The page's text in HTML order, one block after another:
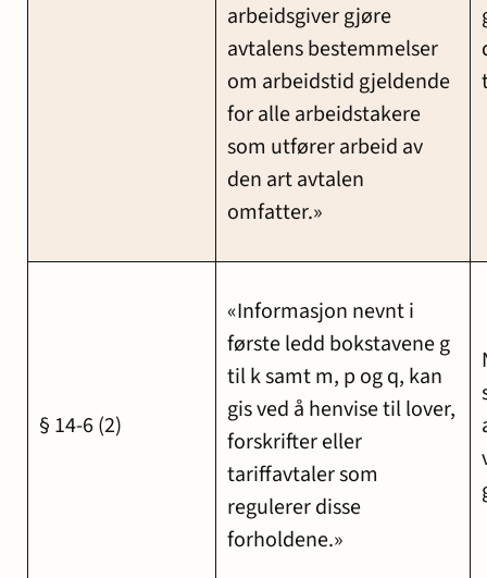
arbeidsgiver gjøre
avtalens bestemmelser
om arbeidstid gjeldende
for alle arbeidstakere
som utfører arbeid av
den art avtalen
omfatter.»
§ 14-6 (2)
«Informasjon nevnt i
første ledd bokstavene g
til k samt m, p og q, kan
gis ved å henvise til lover,
forskrifter eller
tariffavtaler som
regulerer disse
forholdene.»